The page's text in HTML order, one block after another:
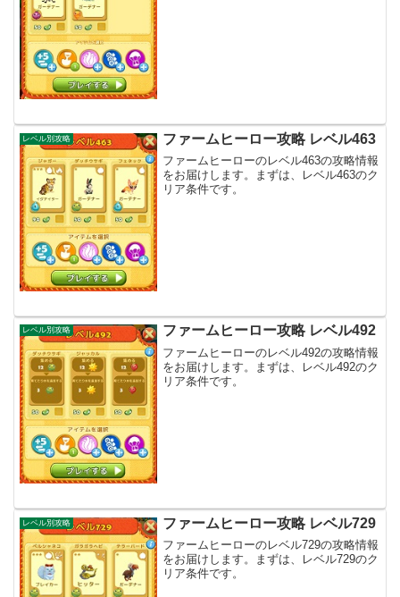
レベル別攻略 ファームヒーロー攻略 レベル463
ファームヒーローのレベル463の攻略情報
をお届けします。まずは、レベル463のク
リア条件です。
レベル別攻略 ファームヒーロー攻略 レベル492
ファームヒーローのレベル492の攻略情報
をお届けします。まずは、レベル492のク
リア条件です。
レベル別攻略 ファームヒーロー攻略 レベル729
ファームヒーローのレベル729の攻略情報
をお届けします。まずは、レベル729のク
リア条件です。